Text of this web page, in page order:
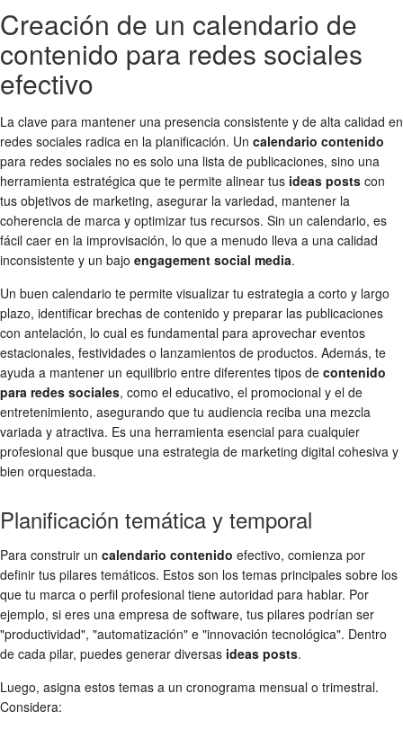
Creación de un calendario de
contenido para redes sociales
efectivo
La clave para mantener una presencia consistente y de alta calidad en
redes sociales radica en la planificación. Un calendario contenido
para redes sociales no es solo una lista de publicaciones, sino una
herramienta estratégica que te permite alinear tus ideas posts con
tus objetivos de marketing, asegurar la variedad, mantener la
coherencia de marca y optimizar tus recursos. Sin un calendario, es
fácil caer en la improvisación, lo que a menudo lleva a una calidad
inconsistente y un bajo engagement social media.
Un buen calendario te permite visualizar tu estrategia a corto y largo
plazo, identificar brechas de contenido y preparar las publicaciones
con antelación, lo cual es fundamental para aprovechar eventos
estacionales, festividades o lanzamientos de productos. Además, te
ayuda a mantener un equilibrio entre diferentes tipos de contenido
para redes sociales, como el educativo, el promocional y el de
entretenimiento, asegurando que tu audiencia reciba una mezcla
variada y atractiva. Es una herramienta esencial para cualquier
profesional que busque una estrategia de marketing digital cohesiva y
bien orquestada.
Planificación temática y temporal
Para construir un calendario contenido efectivo, comienza por
definir tus pilares temáticos. Estos son los temas principales sobre los
que tu marca o perfil profesional tiene autoridad para hablar. Por
ejemplo, si eres una empresa de software, tus pilares podrían ser
"productividad", "automatización" e "innovación tecnológica". Dentro
de cada pilar, puedes generar diversas ideas posts.
Luego, asigna estos temas a un cronograma mensual o trimestral.
Considera: